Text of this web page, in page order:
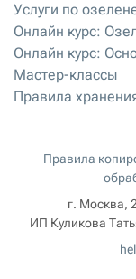
Услуги по
Онлайн курс:
Онлайн курс:
Мастер-классы
Правила
Правила
г. Москва,
ИП Куликова